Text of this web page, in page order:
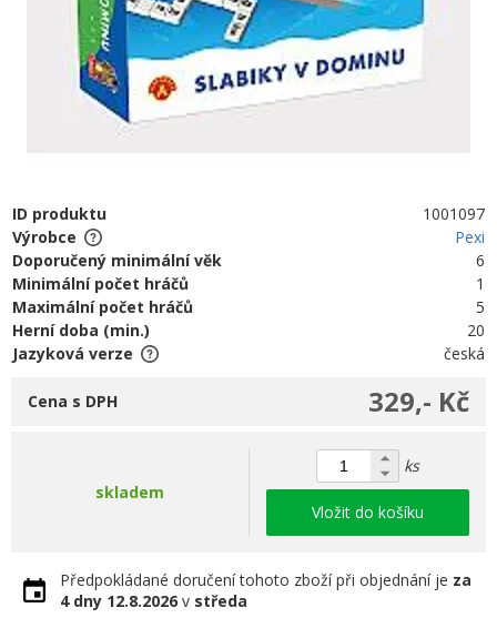
ID produktu
1001097
Výrobce
Pexi
Doporučený minimální věk
6
Minimální počet hráčů
1
Maximální počet hráčů
5
Herní doba (min.)
20
Jazyková verze
česká
329,- Kč
Cena s DPH
skladem
ks
Vložit do košíku
Předpokládané doručení tohoto zboží při objednání je za
4 dny 12.8.2026 v středa